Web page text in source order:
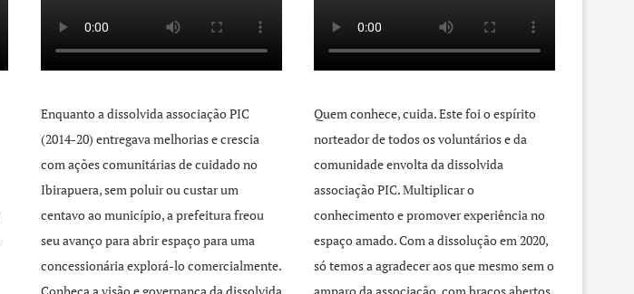
Enquanto a dissolvida associação PIC
(2014-20) entregava melhorias e crescia
com ações comunitárias de cuidado no
Ibirapuera, sem poluir ou custar um
centavo ao município, a prefeitura freou
seu avanço para abrir espaço para uma
concessionária explorá-lo comercialmente.
Quem conhece, cuida. Este foi o espírito
norteador de todos os voluntários e da
comunidade envolta da dissolvida
associação PIC. Multiplicar o
conhecimento e promover experiência no
espaço amado. Com a dissolução em 2020,
só temos a agradecer aos que mesmo sem o